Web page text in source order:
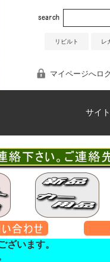
リビルト レ
マイページへロ
サイ
ざいます。